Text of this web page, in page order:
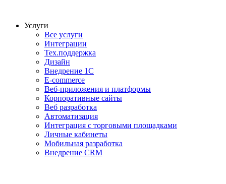
Услуги
Все услуги
Интеграции
Тех.поддержка
Дизайн
Внедрение 1С
E-commerce
Веб-приложения и платформы
Корпоративные сайты
Веб разработка
Автоматизация
Интеграция с торговыми площадками
Личные кабинеты
Мобильная разработка
Внедрение CRM